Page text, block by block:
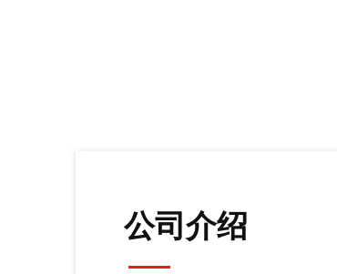
公司介绍